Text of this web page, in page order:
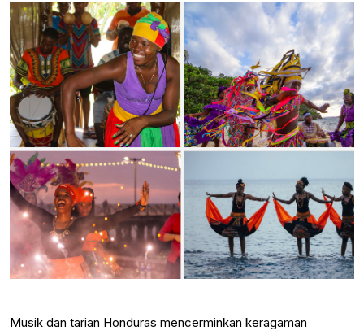
Musik dan tarian Honduras mencerminkan keragaman